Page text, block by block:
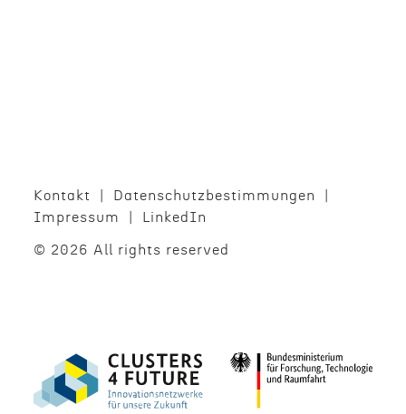
Kontakt
Daten­schutzbes­tim­mungen
Impres­sum
LinkedIn
© 2026 All rights reserved